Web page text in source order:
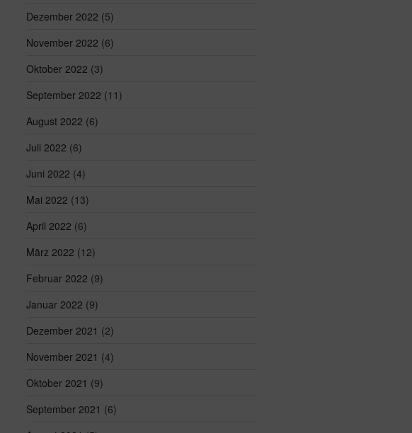
Dezember 2022 (5)
November 2022 (6)
Oktober 2022 (3)
September 2022 (11)
August 2022 (6)
Juli 2022 (6)
Juni 2022 (4)
Mai 2022 (13)
April 2022 (6)
März 2022 (12)
Februar 2022 (9)
Januar 2022 (9)
Dezember 2021 (2)
November 2021 (4)
Oktober 2021 (9)
September 2021 (6)